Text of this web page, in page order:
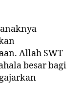
Allah SWT
besar bagi